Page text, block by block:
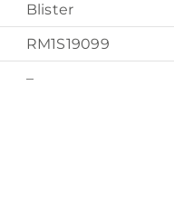
Blister
RM1S19099
–